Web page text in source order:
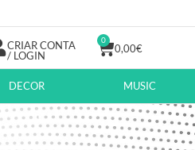
CRIAR CONTA
/ LOGIN
0,00€
0
DECOR MUSIC